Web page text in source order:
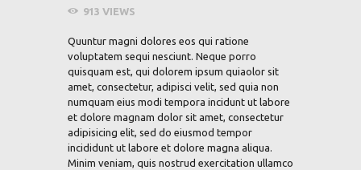
913 VIEWS
Quuntur magni dolores eos qui ratione
voluptatem sequi nesciunt. Neque porro
quisquam est, qui dolorem ipsum quiaolor sit
amet, consectetur, adipisci velit, sed quia non
numquam eius modi tempora incidunt ut labore
et dolore magnam dolor sit amet, consectetur
adipisicing elit, sed do eiusmod tempor
incididunt ut labore et dolore magna aliqua.
Minim veniam, quis nostrud exercitation ullamco